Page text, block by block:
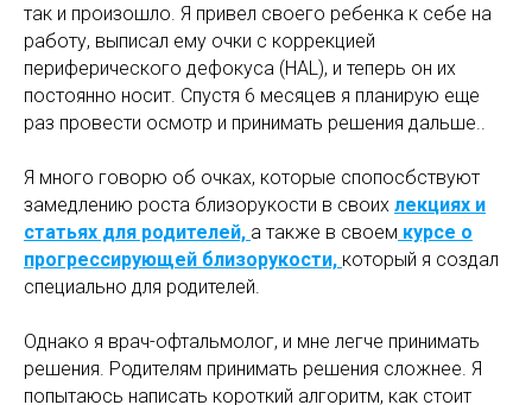
так и произошло. Я привел своего ребенка к себе на
работу, выписал ему очки с коррекцией
периферического дефокуса (HAL), и теперь он их
постоянно носит. Спустя 6 месяцев я планирую еще
раз провести осмотр и принимать решения дальше..
Я много говорю об очках, которые спопосбствуют
замедлению роста близорукости в своих лекциях и
статьях для родителей, а также в своем курсе о
прогрессирующей близорукости, который я создал
специально для родителей.
Однако я врач-офтальмолог, и мне легче принимать
решения. Родителям принимать решения сложнее. Я
попытаюсь написать короткий алгоритм, как стоит